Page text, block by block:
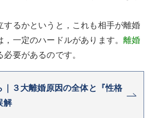
するかというと，これも相手が離婚
，一定のハードルがあります。離婚
要があるのです。
３大離婚原因の全体と『性格
解